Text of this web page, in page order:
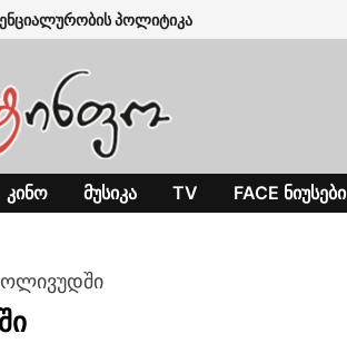
პოლიტიკა
ᲙᲘᲜᲝ ᲛᲣᲡᲘᲙᲐ TV FACE ᲜᲘᲣᲡᲔᲑᲘ